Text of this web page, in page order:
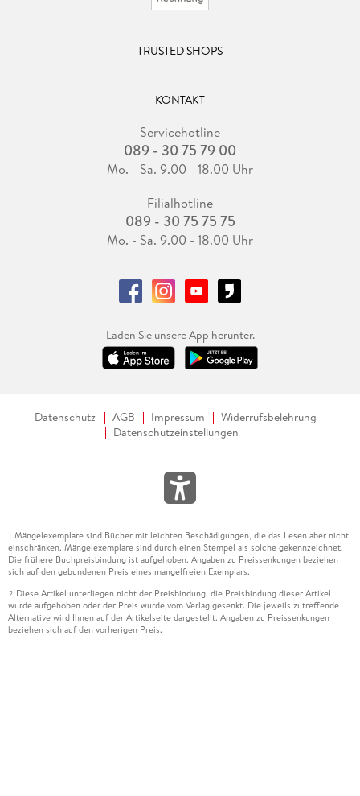
TRUSTED SHOPS
KONTAKT
Servicehotline
089 - 30 75 79 00
Mo. - Sa. 9.00 - 18.00 Uhr
Filialhotline
089 - 30 75 75 75
Mo. - Sa. 9.00 - 18.00 Uhr
Laden Sie unsere App herunter.
Datenschutz AGB Impressum
Widerrufsbelehrung
Datenschutzeinstellungen
1 Mängelexemplare sind Bücher mit leichten Beschädigungen, die das Lesen aber nicht
einschränken. Mängelexemplare sind durch einen Stempel als solche gekennzeichnet.
Die frühere Buchpreisbindung ist aufgehoben. Angaben zu Preissenkungen beziehen
sich auf den gebundenen Preis eines mangelfreien Exemplars.
2 Diese Artikel unterliegen nicht der Preisbindung, die Preisbindung dieser Artikel
wurde aufgehoben oder der Preis wurde vom Verlag gesenkt. Die jeweils zutreffende
Alternative wird Ihnen auf der Artikelseite dargestellt. Angaben zu Preissenkungen
beziehen sich auf den vorherigen Preis.